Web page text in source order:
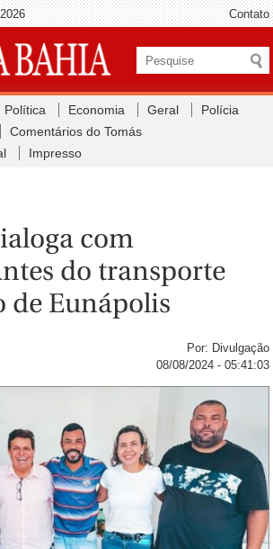
Contato
Política Economia Geral
Polícia
Comentários do Tomás
Impresso
com
do transporte
de Eunápolis
Por: Divulgação
08/08/2024 - 05:41:03